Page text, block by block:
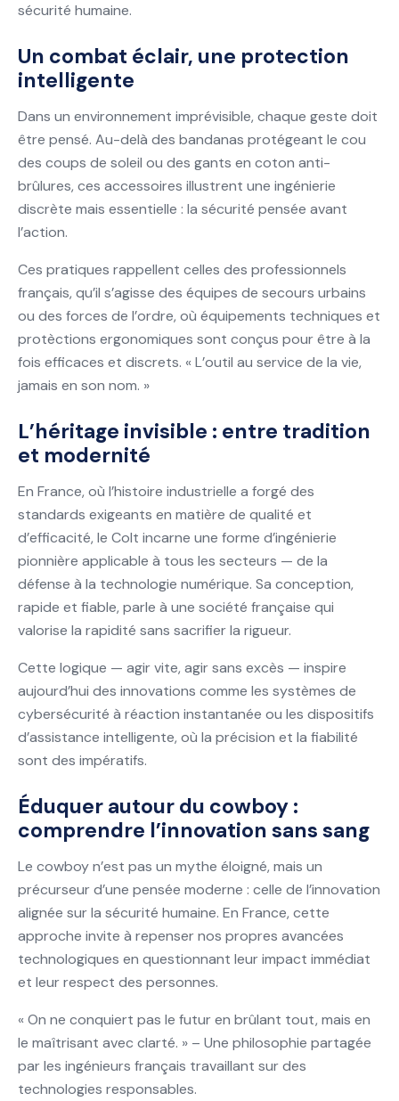
sécurité humaine.
Un combat éclair, une protection
intelligente
Dans un environnement imprévisible, chaque geste doit
être pensé. Au-delà des bandanas protégeant le cou
des coups de soleil ou des gants en coton anti-
brûlures, ces accessoires illustrent une ingénierie
discrète mais essentielle : la sécurité pensée avant
l’action.
Ces pratiques rappellent celles des professionnels
français, qu’il s’agisse des équipes de secours urbains
ou des forces de l’ordre, où équipements techniques et
protèctions ergonomiques sont conçus pour être à la
fois efficaces et discrets. « L’outil au service de la vie,
jamais en son nom. »
L’héritage invisible : entre tradition
et modernité
En France, où l’histoire industrielle a forgé des
standards exigeants en matière de qualité et
d’efficacité, le Colt incarne une forme d’ingénierie
pionnière applicable à tous les secteurs — de la
défense à la technologie numérique. Sa conception,
rapide et fiable, parle à une société française qui
valorise la rapidité sans sacrifier la rigueur.
Cette logique — agir vite, agir sans excès — inspire
aujourd’hui des innovations comme les systèmes de
cybersécurité à réaction instantanée ou les dispositifs
d’assistance intelligente, où la précision et la fiabilité
sont des impératifs.
Éduquer autour du cowboy :
comprendre l’innovation sans sang
Le cowboy n’est pas un mythe éloigné, mais un
précurseur d’une pensée moderne : celle de l’innovation
alignée sur la sécurité humaine. En France, cette
approche invite à repenser nos propres avancées
technologiques en questionnant leur impact immédiat
et leur respect des personnes.
« On ne conquiert pas le futur en brûlant tout, mais en
le maîtrisant avec clarté. » – Une philosophie partagée
par les ingénieurs français travaillant sur des
technologies responsables.